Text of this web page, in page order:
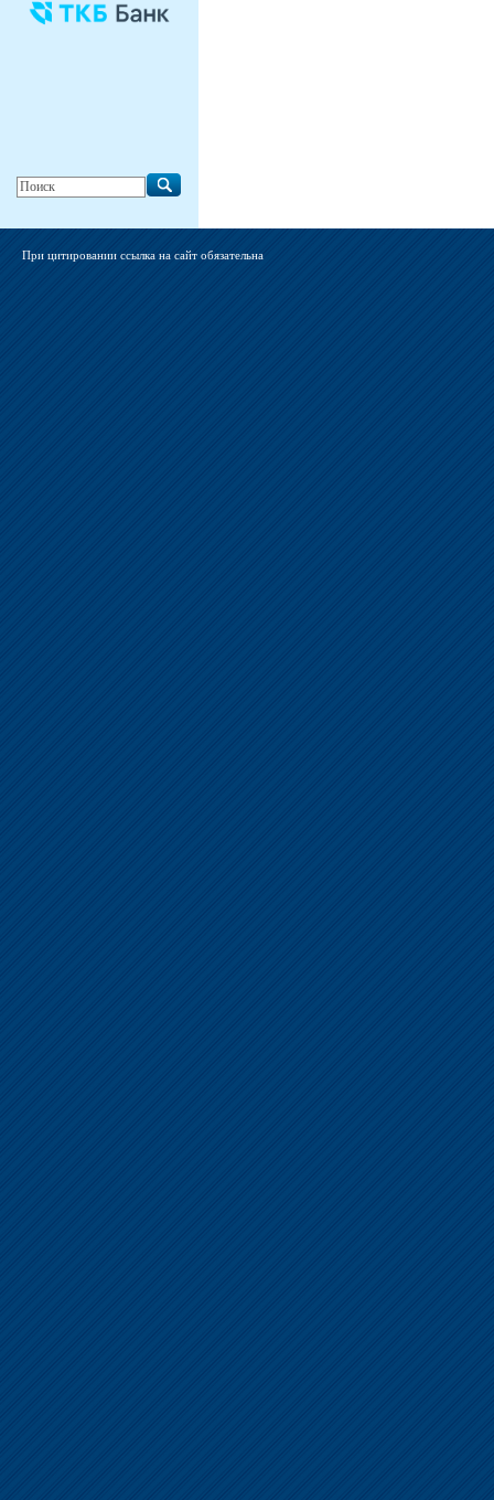
При цитировании ссылка на сайт обязательна